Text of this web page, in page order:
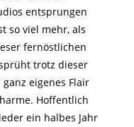
entsprungen
so viel mehr, als
fernöstlichen
trotz dieser
eigenes Flair
Hoffentlich
ein halbes Jahr